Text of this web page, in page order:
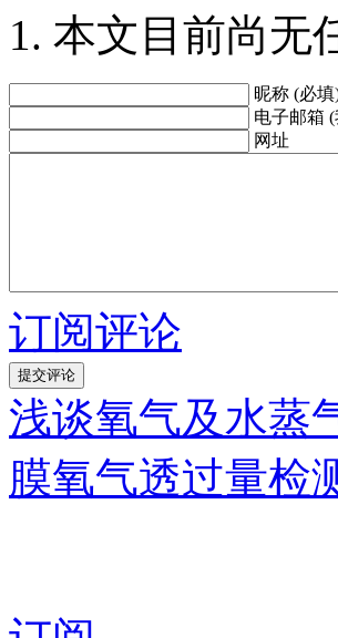
本文目前尚无
昵称 (必填
电子邮箱
网址
订阅评论
浅谈氧气及水蒸
膜氧气透过量检